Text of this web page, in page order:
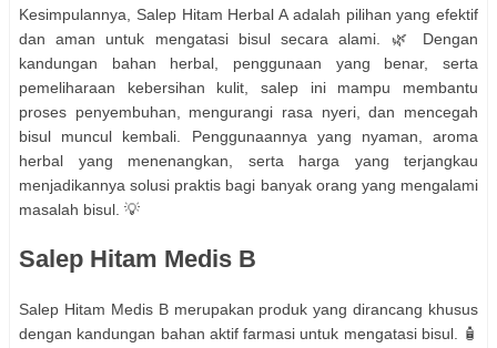
Kesimpulannya, Salep Hitam Herbal A adalah pilihan yang efektif
dan aman untuk mengatasi bisul secara alami. 🌿 Dengan
kandungan bahan herbal, penggunaan yang benar, serta
pemeliharaan kebersihan kulit, salep ini mampu membantu
proses penyembuhan, mengurangi rasa nyeri, dan mencegah
bisul muncul kembali. Penggunaannya yang nyaman, aroma
herbal yang menenangkan, serta harga yang terjangkau
menjadikannya solusi praktis bagi banyak orang yang mengalami
masalah bisul. 💡
Salep Hitam Medis B
Salep Hitam Medis B merupakan produk yang dirancang khusus
dengan kandungan bahan aktif farmasi untuk mengatasi bisul. 🧴